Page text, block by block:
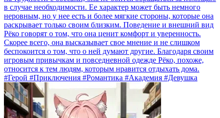
в случае необходимости. Ее характер может быть немного
неровным, но у нее есть и более мягкие стороны, которые она
раскрывает только своим близким. Поведение и внешний вид
Рёко говорят о том, что она ценит комфорт и уверенность.
Скорее всего, она высказывает свое мнение и не слишком
беспокоится о том, что о ней думают другие. Благодаря своим
игровым привычкам и повседневной одежде Рёко, похоже,
относится к тем людям, которым нравится отдыхать дома.
#Герой #Приключения #Романтика #Академия #Девушка